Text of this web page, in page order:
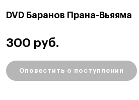
DVD Баранов Прана-Вьяяма
300 руб.
Оповестить о поступлении